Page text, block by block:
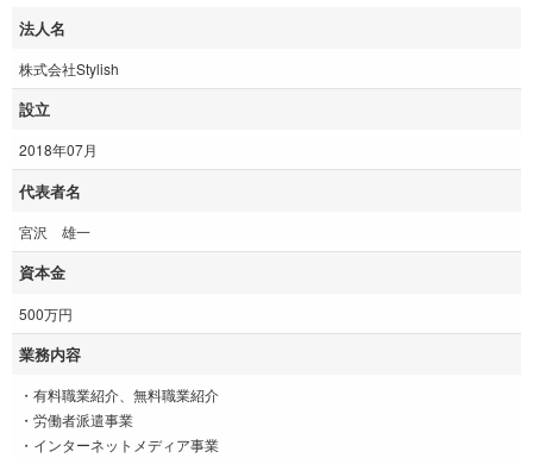
法人名
株式会社Stylish
設立
2018年07月
代表者名
宮沢 雄一
資本金
500万円
業務内容
・有料職業紹介、無料職業紹介
・労働者派遣事業
・インターネットメディア事業